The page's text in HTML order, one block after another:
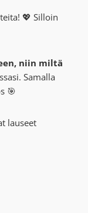
💖 Silloin
niin miltä
Samalla
🎯
lauseet